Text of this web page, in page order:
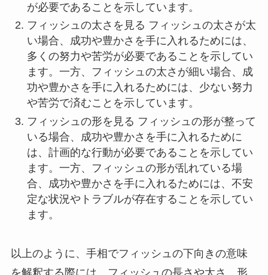
が必要であることを示しています。
フィッシュの太さを見る フィッシュの太さが太
い場合、成功や豊かさを手に入れるためには、
多くの努力や苦労が必要であることを示してい
ます。一方、フィッシュの太さが細い場合、成
功や豊かさを手に入れるためには、少ない努力
や苦労で済むことを示しています。
フィッシュの形を見る フィッシュの形が整って
いる場合、成功や豊かさを手に入れるために
は、計画的な行動が必要であることを示してい
ます。一方、フィッシュの形が乱れている場
合、成功や豊かさを手に入れるためには、不安
定な状況やトラブルが存在することを示してい
ます。
以上のように、手相でフィッシュの下向きの意味
を解釈する際には、フィッシュの長さや太さ、形